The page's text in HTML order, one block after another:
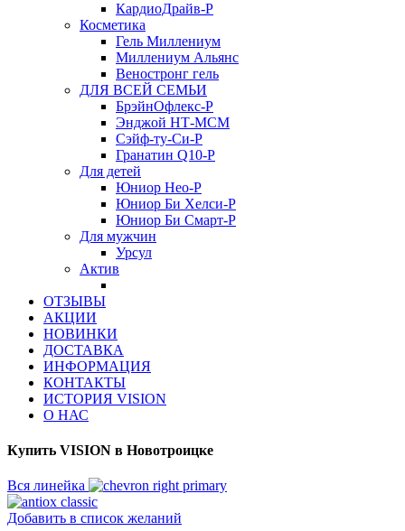
КардиоДрайв-Р
Косметика
Гель Миллениум
Миллениум Альянс
Веностронг гель
ДЛЯ ВСЕЙ СЕМЬИ
БрэйнОфлекс-Р
Энджой НТ-МСМ
Сэйф-ту-Си-Р
Гранатин Q10-Р
Для детей
Юниор Нео-Р
Юниор Би Хелси-Р
Юниор Би Смарт-Р
Для мужчин
Урсул
Актив
ОТЗЫВЫ
АКЦИИ
НОВИНКИ
ДОСТАВКА
ИНФОРМАЦИЯ
КОНТАКТЫ
ИСТОРИЯ VISION
О НАС
Купить VISION в Новотроицке
Вся линейка
Добавить в список желаний